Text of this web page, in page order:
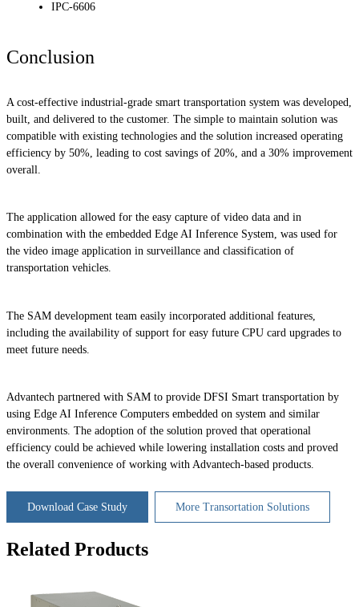
IPC-6606
Conclusion
A cost-effective industrial-grade smart transportation system was developed,
built, and delivered to the customer. The simple to maintain solution was
compatible with existing technologies and the solution increased operating
efficiency by 50%, leading to cost savings of 20%, and a 30% improvement
overall.
The application allowed for the easy capture of video data and in
combination with the embedded Edge AI Inference System, was used for
the video image application in surveillance and classification of
transportation vehicles.
The SAM development team easily incorporated additional features,
including the availability of support for easy future CPU card upgrades to
meet future needs.
Advantech partnered with SAM to provide DFSI Smart transportation by
using Edge AI Inference Computers embedded on system and similar
environments. The adoption of the solution proved that operational
efficiency could be achieved while lowering installation costs and proved
the overall convenience of working with Advantech-based products.
Download Case Study More Transortation Solutions
Related Products